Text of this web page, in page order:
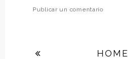
Publicar un comentario
HOME